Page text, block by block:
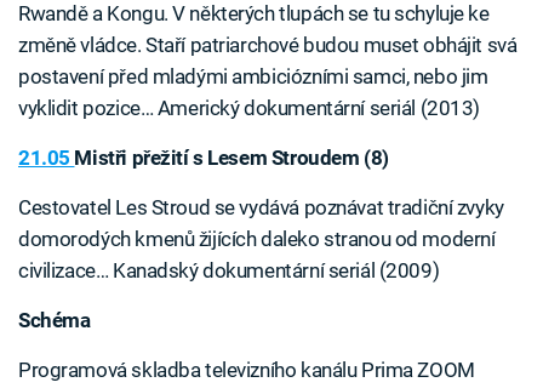
Rwandě a Kongu. V některých tlupách se tu schyluje ke
změně vládce. Staří patriarchové budou muset obhájit svá
postavení před mladými ambiciózními samci, nebo jim
vyklidit pozice… Americký dokumentární seriál (2013)
21.05 Mistři přežití s Lesem Stroudem (8)
Cestovatel Les Stroud se vydává poznávat tradiční zvyky
domorodých kmenů žijících daleko stranou od moderní
civilizace… Kanadský dokumentární seriál (2009)
Schéma
Programová skladba televizního kanálu Prima ZOOM